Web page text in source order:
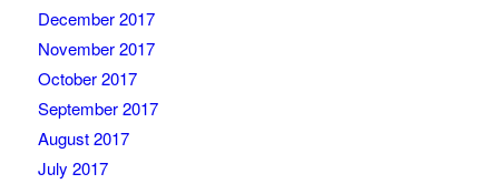
December 2017
November 2017
October 2017
September 2017
August 2017
July 2017